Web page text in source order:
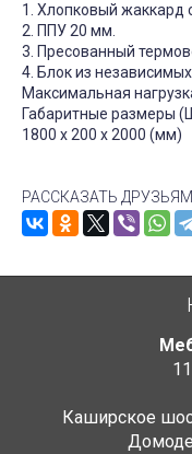
1. Хлопковый жаккард
2. ППУ 20 мм.
3. Пресованный
4. Блок из
Максимальная
Габаритные размеры
1800 x 200 x 2000 (мм)
РАССКАЗАТЬ
Каширское